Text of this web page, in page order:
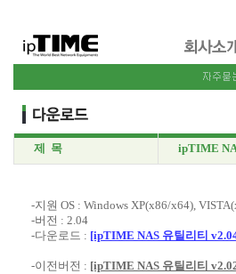
제 목 ipTIME
-지원 OS : Windows XP(x86/x64),
-버전 : 2.04
-다운로드 : [ipTIME NAS 유틸리티
-이전버전 : [ipTIME NAS 유틸리티